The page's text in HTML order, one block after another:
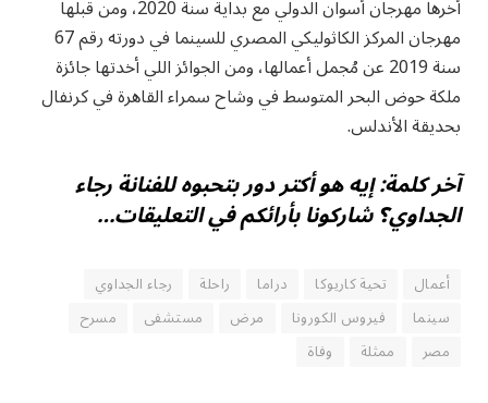
أخرها مهرجان أسوان الدولي مع بداية سنة 2020، ومن قبلها
مهرجان المركز الكاثوليكي المصري للسينما في دورته رقم 67
سنة 2019 عن مُجمل أعمالها، ومن الجوائز اللي أخدتها جائزة
ملكة حوض البحر المتوسط في وشاح سمراء القاهرة في كرنفال
بحديقة الأندلس.
آخر كلمة: إيه هو أكتر دور بتحبوه للفنانة رجاء
الجداوي؟ شاركونا بأرائكم في التعليقات…
أعمال تحية كاريوكا دراما راحلة
رجاء الجداوي
سينما
فيروس الكورونا مرض مستشفى
مسرح
مصر
ممثلة وفاة